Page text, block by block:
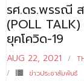
- วิทยาศาสตรบั
- - วิทยาการคอม
- - วิทยาศาสตร์เ
รศ.ดร.พรรณี
(POLL TALK)
ยุคโควิด-19
AUG 22, 2021
ข่าวประชาสัมพันธ์